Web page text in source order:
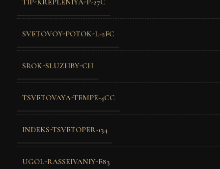
TIP-KREPLENIYA-P-27C
SVETOVOY-POTOK-L-2FC
SROK-SLUZHBY-CH
TSVETOVAYA-TEMPE-4CC
INDEKS-TSVETOPER-134
UGOL-RASSEIVANIY-F83